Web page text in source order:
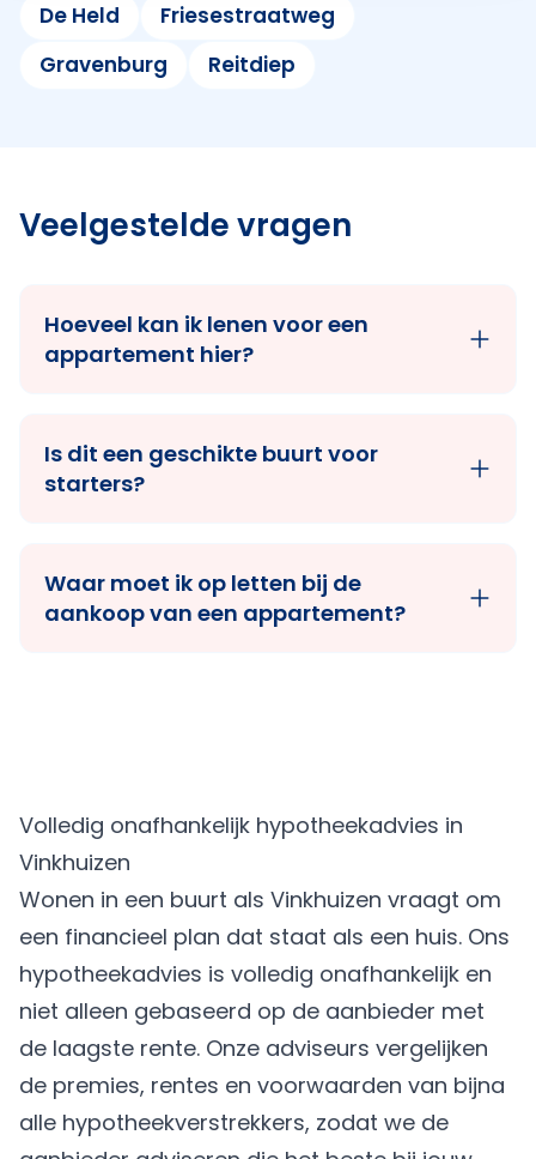
De Held
Friesestraatweg
Gravenburg
Reitdiep
Veelgestelde vragen
Hoeveel kan ik lenen voor een
appartement hier?
Is dit een geschikte buurt voor
starters?
Waar moet ik op letten bij de
aankoop van een appartement?
Volledig onafhankelijk hypotheekadvies in
Vinkhuizen
Wonen in een buurt als Vinkhuizen vraagt om
een financieel plan dat staat als een huis. Ons
hypotheekadvies is volledig onafhankelijk en
niet alleen gebaseerd op de aanbieder met
de laagste rente. Onze adviseurs vergelijken
de premies, rentes en voorwaarden van bijna
alle hypotheekverstrekkers, zodat we de